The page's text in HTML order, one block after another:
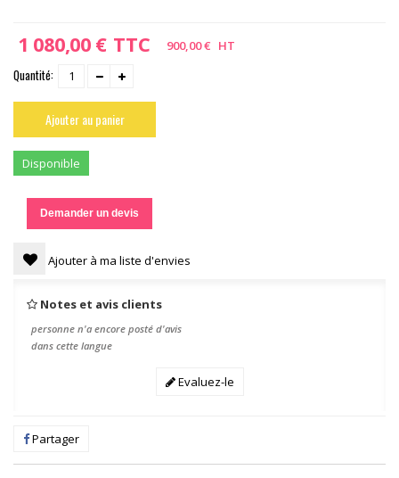
1 080,00 € TTC 900,00 € HT
Quantité:
Ajouter au panier
Disponible
Demander un devis
Ajouter à ma liste d'envies
Notes et avis clients
personne n'a encore posté d'avis
dans cette langue
Evaluez-le
Partager